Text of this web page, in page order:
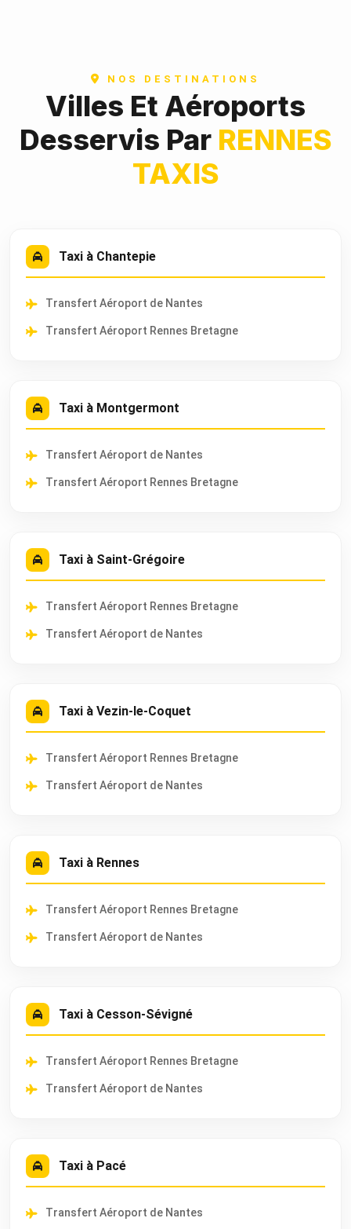
NOS DESTINATIONS
Villes Et Aéroports
Desservis Par RENNES
TAXIS
Taxi à Chantepie
Transfert Aéroport de Nantes
Transfert Aéroport Rennes Bretagne
Taxi à Montgermont
Transfert Aéroport de Nantes
Transfert Aéroport Rennes Bretagne
Taxi à Saint-Grégoire
Transfert Aéroport Rennes Bretagne
Transfert Aéroport de Nantes
Taxi à Vezin-le-Coquet
Transfert Aéroport Rennes Bretagne
Transfert Aéroport de Nantes
Taxi à Rennes
Transfert Aéroport Rennes Bretagne
Transfert Aéroport de Nantes
Taxi à Cesson-Sévigné
Transfert Aéroport Rennes Bretagne
Transfert Aéroport de Nantes
Taxi à Pacé
Transfert Aéroport de Nantes